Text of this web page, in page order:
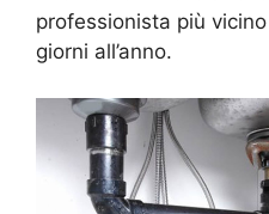
professionista più
giorni all’anno.